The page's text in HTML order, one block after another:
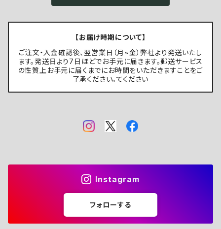
【お届け時期について】
ご注文・入金確認後、翌営業日（月~金）弊社より発送いたし
ます。発送日より7日ほどでお手元に届きます。郵送サービス
の性質上お手元に届くまでにお時間をいただきますことをご
了承ください。てください
Instagram
フォローする